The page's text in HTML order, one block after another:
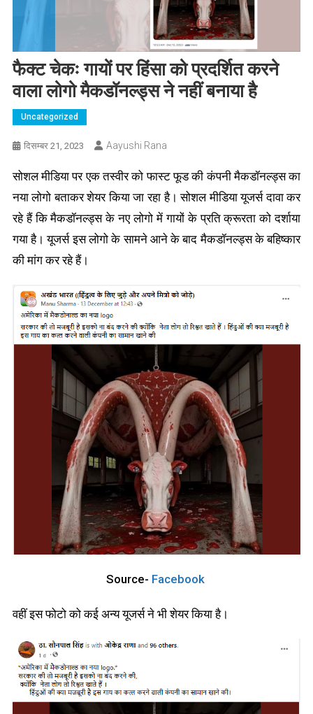
फैक्ट चेकः गायों पर हिंसा को प्रदर्शित करने
वाला लोगो मैकडॉनल्ड्स ने नहीं बनाया है
Uncategorized
दिसम्बर 21, 2023 Aayushi Rana
सोशल मीडिया पर एक तस्वीर को फास्ट फूड की कंपनी मैकडॉनल्ड्स का
नया लोगो बताकर शेयर किया जा रहा है। सोशल मीडिया यूजर्स दावा कर
रहे हैं कि मैकडॉनल्ड्सके नए लोगो में गायों के प्रति क्रूरता को दर्शाया
गया है। यूजर्स इस लोगो के सामने आनेके बाद मैकडॉनल्ड्स के बहिष्कार
की मांग कर रहे हैं।
Source- Facebook
वहीं इस फोटो को कई अन्य यूजर्स ने भी शेयर किया है।